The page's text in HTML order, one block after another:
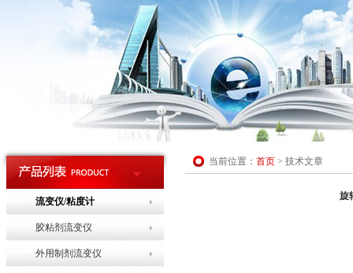
流变仪/粘度计
胶粘剂流变仪
外用制剂流变仪
当前位置： 首页 > 技术文章
旋